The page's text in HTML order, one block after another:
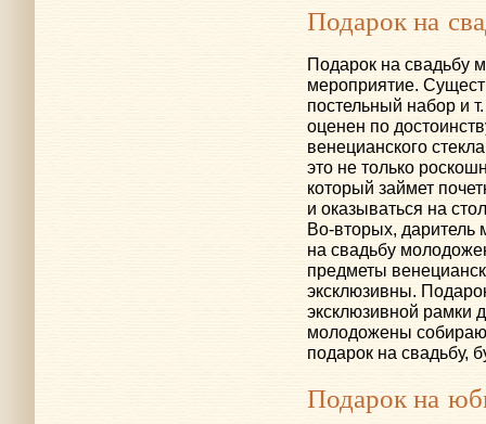
Подарок на
Подарок на свадьбу
мероприятие.
постельный набор и
оценен по
венецианского
это не только
который займет
и оказываться на
Во-вторых, даритель
на свадьбу
предметы
эксклюзивны.
эксклюзивной рамки
молодожены
подарок на свадьбу,
Подарок на